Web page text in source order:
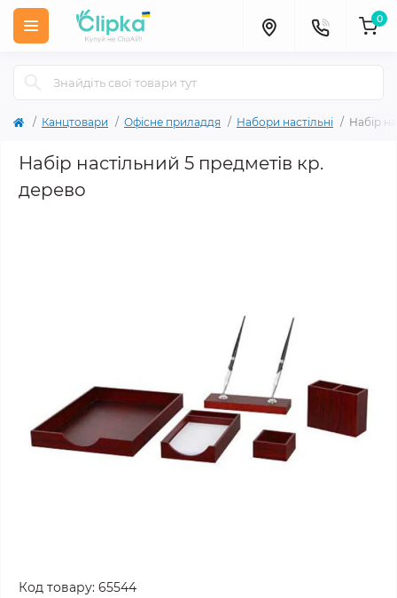
0
Канцтовари Офісне приладдя Набори настільні Набір
Набір настільний 5 предметів кр.
дерево
Код товару: 65544